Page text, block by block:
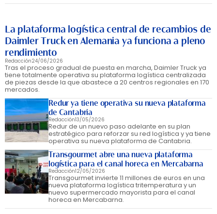
La plataforma logística central de recambios de
Daimler Truck en Alemania ya funciona a pleno
rendimiento
Redacción24/06/2026
Tras el proceso gradual de puesta en marcha, Daimler Truck ya
tiene totalmente operativa su plataforma logística centralizada
de piezas desde la que abastece a 20 centros regionales en 170
mercados.
Redur ya tiene operativa su nueva plataforma
de Cantabria
Redacción13/05/2026
Redur de un nuevo paso adelante en su plan
estratégico para reforzar su red logística y ya tiene
operativa su nueva plataforma de Cantabria.
Transgourmet abre una nueva plataforma
logística para el canal horeca en Mercabarna
Redacción12/05/2026
Transgourmet invierte 11 millones de euros en una
nueva plataforma logística tritemperatura y un
nuevo supermercado mayorista para el canal
horeca en Mercabarna.